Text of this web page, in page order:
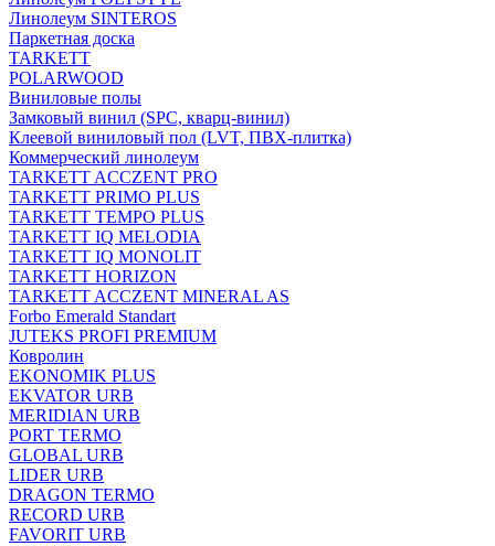
Линолеум SINTEROS
Паркетная доска
TARKETT
POLARWOOD
Виниловые полы
Замковый винил (SPC, кварц-винил)
Клеевой виниловый пол (LVT, ПВХ-плитка)
Коммерческий линолеум
TARKETT ACCZENT PRO
TARKETT PRIMO PLUS
TARKETT TEMPO PLUS
TARKETT IQ MELODIA
TARKETT IQ MONOLIT
TARKETT HORIZON
TARKETT ACCZENT MINERAL AS
Forbo Emerald Standart
JUTEKS PROFI PREMIUM
Ковролин
EKONOMIK PLUS
EKVATOR URB
MERIDIAN URB
PORT TERMO
GLOBAL URB
LIDER URB
DRAGON TERMO
RECORD URB
FAVORIT URB